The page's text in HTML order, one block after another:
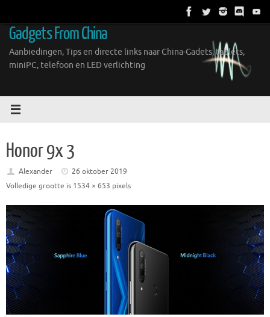
inhoud
Gadgets From China
Aanbiedingen, Tips en directe links naar China-Gadets, tablets,
miniPC, telefoon en LED verlichting
Honor 9x 3
Alexander
26 oktober 2019
Volledige grootte is 1534 × 653 pixels